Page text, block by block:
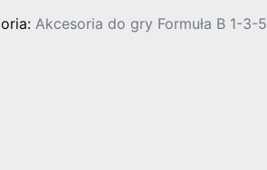
Akcesoria do gry Formuła B 1-3-5